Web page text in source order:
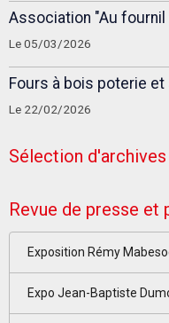
Association "Au
Le 05/03/2026
Fours à bois poterie
Le 22/02/2026
Sélection
Revue de presse et
Exposition Rémy
Expo Jean-Baptiste